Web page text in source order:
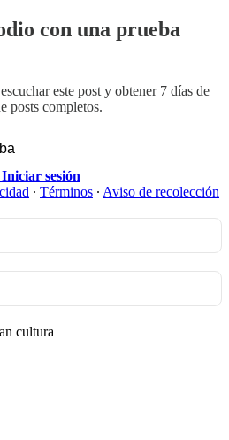
con una prueba
este post y obtener 7 días de
posts completos.
Iniciar sesión
∙ Términos ∙ Aviso de recolección
cultura